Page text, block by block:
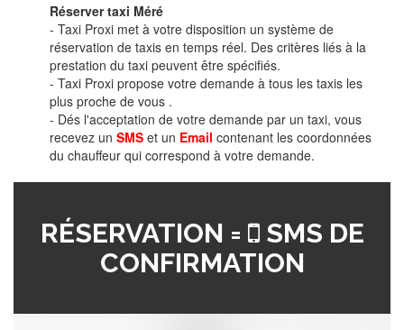
Réserver taxi Méré
- Taxi Proxi met à votre disposition un système de
réservation de taxis en temps réel. Des critères liés à la
prestation du taxi peuvent être spécifiés.
- Taxi Proxi propose votre demande à tous les taxis les
plus proche de vous .
- Dés l'acceptation de votre demande par un taxi, vous
recevez un SMS et un Email contenant les coordonnées
du chauffeur qui correspond à votre demande.
RÉSERVATION =
SMS DE
CONFIRMATION